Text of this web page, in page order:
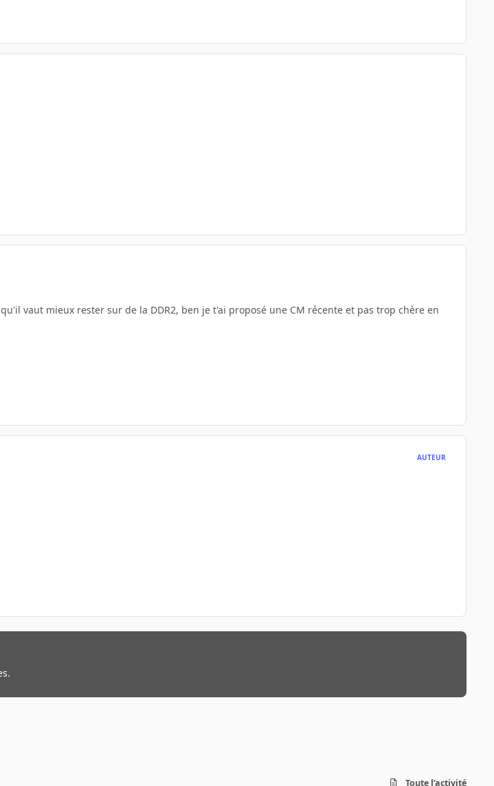
vaut mieux rester sur de la DDR2, ben je t'ai proposé une CM récente et pas trop chère en
AUTEUR
Toute l’activité